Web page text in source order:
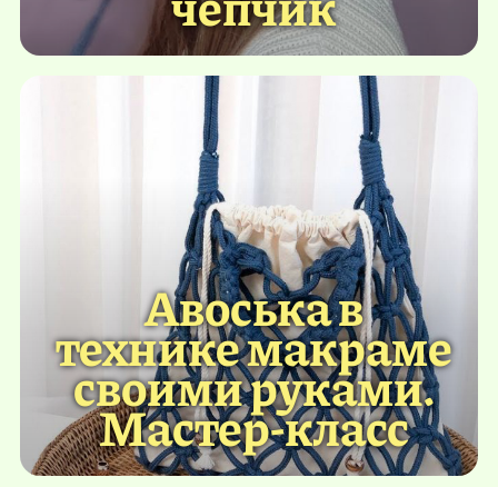
Авоська в
технике макраме
своими руками.
Мастер-класс